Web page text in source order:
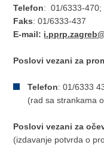
Telefon: 01/6333-470;
Faks: 01/6333-437
E-mail:
Poslovi vezani za
Telefon: 01/6333
(rad sa strankama
Poslovi vezani za
(izdavanje potvrda o